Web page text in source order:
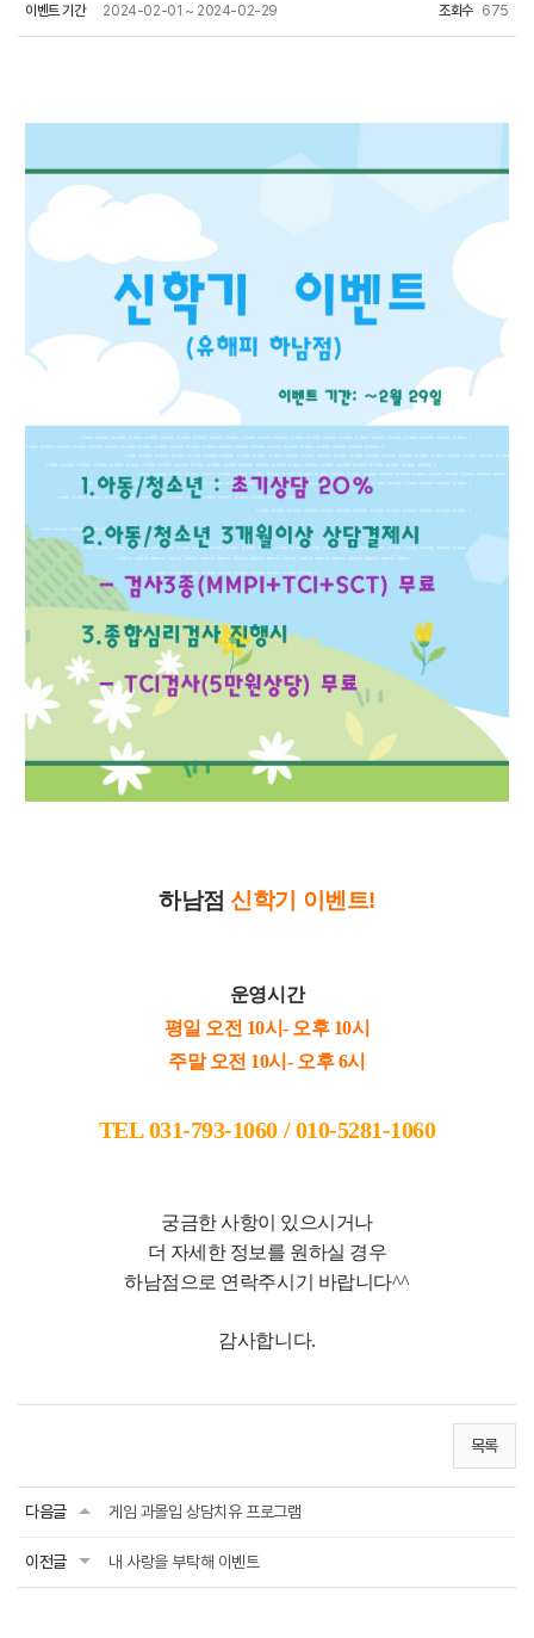
이벤트 기간 2024-02-01 ~ 2024-02-29 조회수 675
하남점신학기 이벤트!
운영시간
평일 오전 10시- 오후 10시
주말 오전 10시- 오후 6시
TEL 031-793-1060 /010-5281-1060
궁금한 사항이 있으시거나
더 자세한 정보를 원하실 경우
하남점으로 연락주시기 바랍니다^^
감사합니다.
목록
다음글 게임 과몰입 상담치유 프로그램
이전글 내 사랑을 부탁해 이벤트